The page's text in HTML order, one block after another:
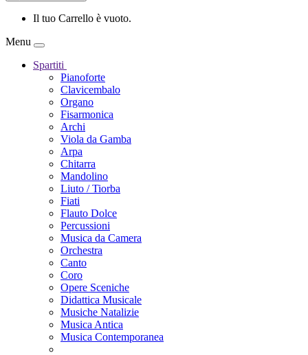
Il tuo Carrello è vuoto.
Menu
Spartiti
Pianoforte
Clavicembalo
Organo
Fisarmonica
Archi
Viola da Gamba
Arpa
Chitarra
Mandolino
Liuto / Tiorba
Fiati
Flauto Dolce
Percussioni
Musica da Camera
Orchestra
Canto
Coro
Opere Sceniche
Didattica Musicale
Musiche Natalizie
Musica Antica
Musica Contemporanea